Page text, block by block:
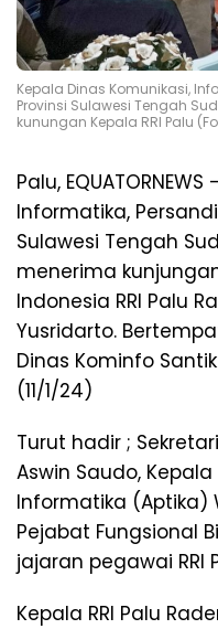
Kepala Dinas Komunikasi,
Provinsi Sulawesi Tengah
kunungan Kepala RRI Palu
Palu,
Informatika,
Sulawesi Tengah
menerima
Indonesia RRI Palu
Yusridarto.
Dinas Kominfo
(11/1/24)
Turut hadir ;
Aswin Saudo,
Informatika (Aptika)
Pejabat Fungsional
jajaran pegawai RRI
Kepala RRI Palu